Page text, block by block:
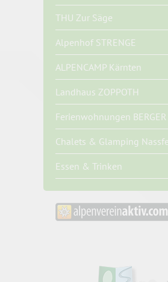
THU Zur Säge
Alpenhof STRENGE
ALPENCAMP Kärnten
Landhaus ZOPPOTH
Ferienwohnungen BERGER
Chalets & Glamping
Essen & Trinken